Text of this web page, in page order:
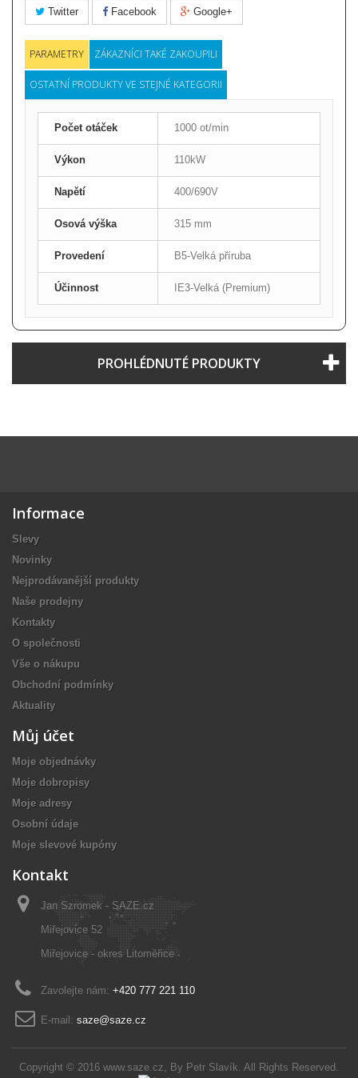
Twitter Facebook Google+
PARAMETRY ZÁKAZNÍCI TAKÉ ZAKOUPILI
OSTATNÍ PRODUKTY VE STEJNÉ KATEGORII
Počet otáček 1000 ot/min
Výkon 110kW
Napětí 400/690V
Osová výška 315 mm
Provedení B5-Velká příruba
Účinnost IE3-Velká (Premium)
PROHLÉDNUTÉ PRODUKTY
Informace
Slevy
Novinky
Nejprodávanější produkty
Naše prodejny
Kontakty
O společnosti
Vše o nákupu
Obchodní podmínky
Aktuality
Copyright © 2016 www.saze.cz, By Petr Slavík. All Rights Reserved.
Můj účet
Moje objednávky
Moje dobropisy
Moje adresy
Osobní údaje
Moje slevové kupóny
Kontakt
Jan Szromek - SAZE.cz
Miřejovice 52
Miřejovice - okres Litoměřice
Zavolejte nám: +420 777 221 110
E-mail: saze@saze.cz